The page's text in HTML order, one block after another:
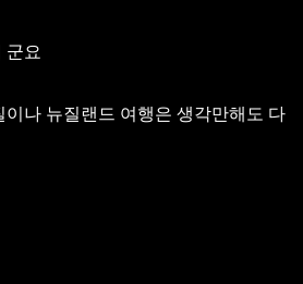
군요
이나 뉴질랜드 여행은 생각만해도 다